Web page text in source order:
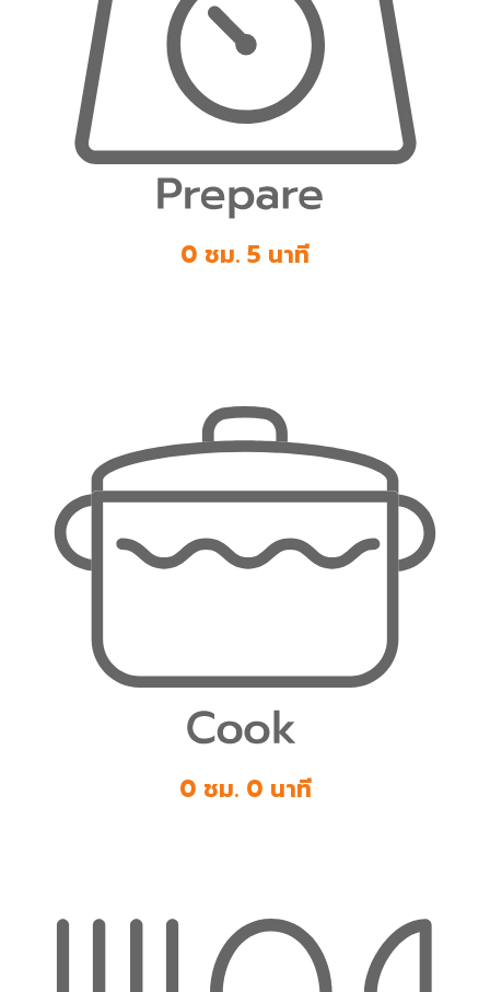
0 ชม. 5 นาที
0 ชม. 0 นาที